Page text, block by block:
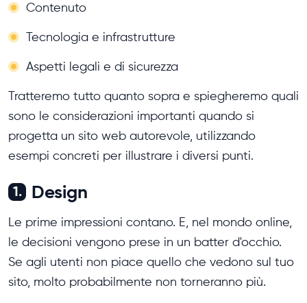
Contenuto
Tecnologia e infrastrutture
Aspetti legali e di sicurezza
Tratteremo tutto quanto sopra e spiegheremo quali
sono le considerazioni importanti quando si
progetta un sito web autorevole, utilizzando
esempi concreti per illustrare i diversi punti.
1. Design
Le prime impressioni contano. E, nel mondo online,
le decisioni vengono prese in un batter d'occhio.
Se agli utenti non piace quello che vedono sul tuo
sito, molto probabilmente non torneranno più.